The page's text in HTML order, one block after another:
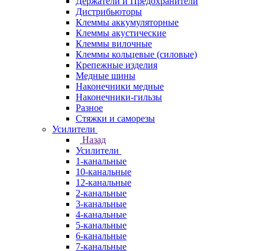
Дистрибьюторы
Клеммы аккумуляторные
Клеммы акустические
Клеммы вилочные
Клеммы кольцевые (силовые)
Крепежные изделия
Медные шины
Наконечники медные
Наконечники-гильзы
Разное
Стяжки и саморезы
Усилители
Назад
Усилители
1-канальные
10-канальные
12-канальные
2-канальные
3-канальные
4-канальные
5-канальные
6-канальные
7-канальные